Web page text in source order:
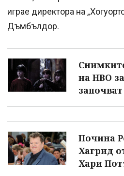
играе директора на
Дъмбълдор.
на HBO
Почина
Хагрид
Хари